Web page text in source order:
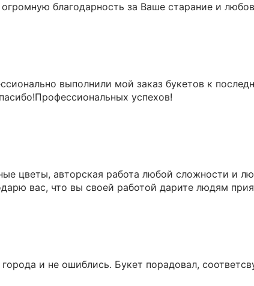
благодарность за Ваше старание и
выполнили мой заказ букетов к
успехов!
цветы, авторская работа любой сложности и
вас, что вы своей работой дарите людям
и не ошиблись. Букет порадовал,